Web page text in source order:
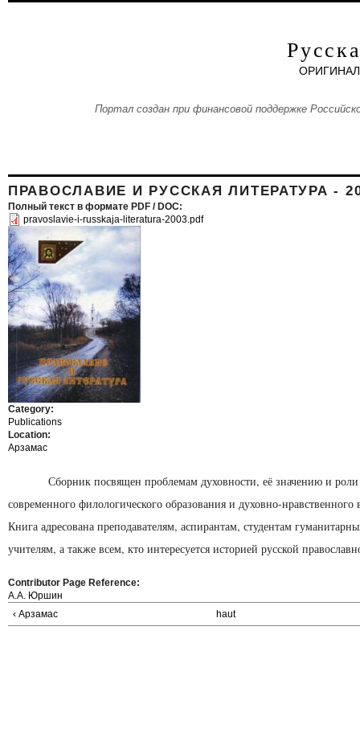
Портал создан при финансовой поддержке
ПРАВОСЛАВИЕ И РУССКАЯ ЛИТЕРАТУРА -
Полный текст в формате PDF / DOC:
pravoslavie-i-russkaja-literatura-2003.pdf
Category:
Publications
Location:
Арзамас
Сборник посвящен проблемам духовности, её значению и роли
современного филологического образования и духовно-нравственного
Книга адресована преподавателям, аспирантам, студентам
учителям, а также всем, кто интересуется историей русской
Contributor Page Reference:
А.А. Юршин
‹ Арзамас
haut